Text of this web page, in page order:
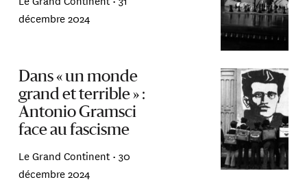
décembre 2024
Dans « un monde
grand et terrible » :
Antonio Gramsci
face au fascisme
Le Grand Continent •30
décembre 2024